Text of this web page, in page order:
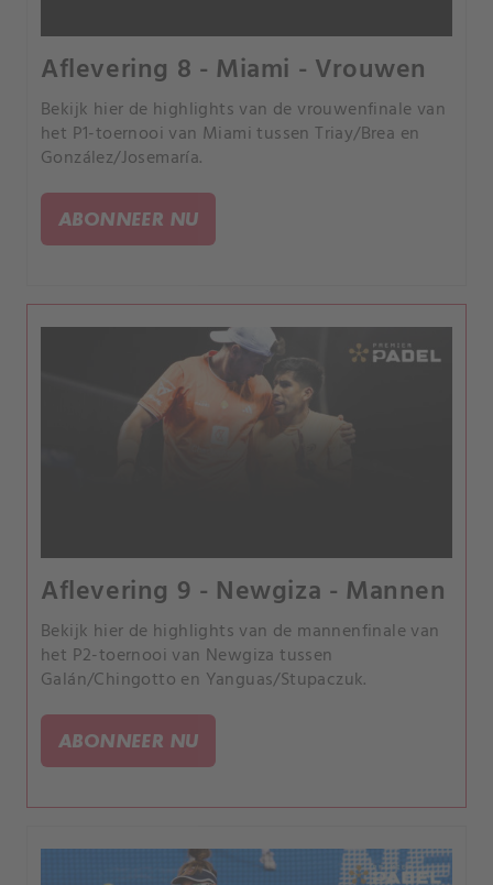
Aflevering 8 - Miami - Vrouwen
Bekijk hier de highlights van de vrouwenfinale van
het P1-toernooi van Miami tussen Triay/Brea en
González/Josemaría.
ABONNEER NU
Aflevering 9 - Newgiza - Mannen
Bekijk hier de highlights van de mannenfinale van
het P2-toernooi van Newgiza tussen
Galán/Chingotto en Yanguas/Stupaczuk.
ABONNEER NU